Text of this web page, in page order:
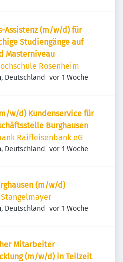
Assistenz (m/w/d) für
Studiengänge auf
Masterniveau
Rosenheim
Deutschland Veröffentlicht
vor 1 Woche
w/d) Kundenservice für
Burghausen
Raiffeisenbank eG
Deutschland Veröffentlicht
vor 1 Woche
(m/w/d)
Deutschland Veröffentlicht
vor 1 Woche
Mitarbeiter
(m/w/d) in Teilzeit